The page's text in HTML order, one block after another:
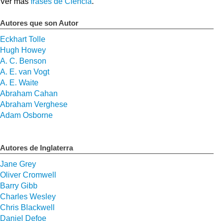
Autores que son Autor
Eckhart Tolle
Hugh Howey
A. C. Benson
A. E. van Vogt
A. E. Waite
Abraham Cahan
Abraham Verghese
Adam Osborne
Autores de Inglaterra
Jane Grey
Oliver Cromwell
Barry Gibb
Charles Wesley
Chris Blackwell
Daniel Defoe